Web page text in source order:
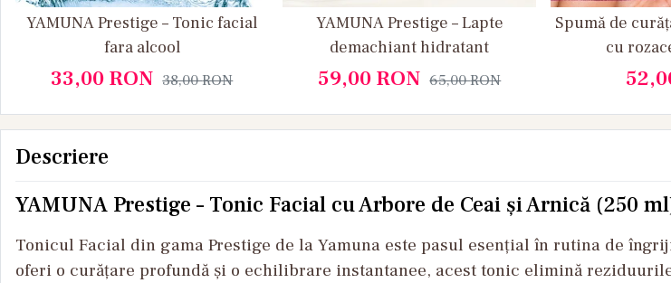
YAMUNA Prestige – Tonic facial
fara alcool
33,00 RON 38,00RON
YAMUNA Prestige – Lapte
demachiant hidratant
59,00 RON 65,00RON
Spumă de
cu
Descriere
YAMUNA Prestige – Tonic Facial cu Arbore de Ceai și Arnică (250
Tonicul Facial din gama Prestige de la Yamuna este pasul esențial în rutina de
oferi o curățare profundă și o echilibrare instantanee, acest tonic elimină